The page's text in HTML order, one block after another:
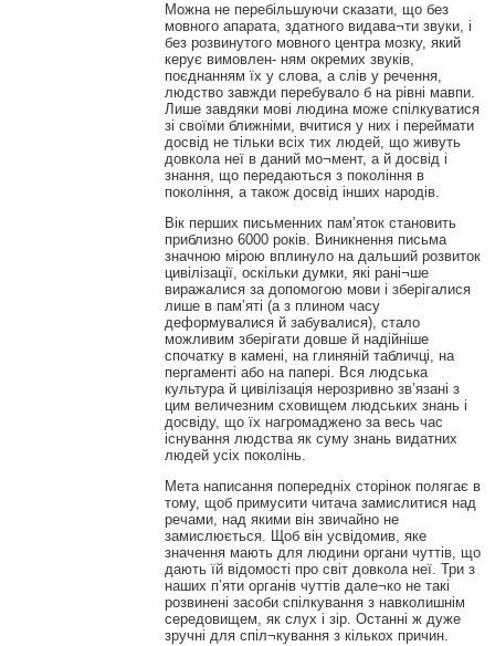
Можна не перебільшуючи сказати, що без
мовного апарата, здатного видава¬ти звуки, і
без розвинутого мовного центра мозку, який
керує вимовлен- ням окремих звуків,
поєднанням їх у слова, а слів у речення,
людство завжди перебувало б на рівні мавпи.
Лише завдяки мові людина може спілкуватися
зі своїми ближніми, вчитися у них і переймати
досвід не тільки всіх тих людей, що живуть
довкола неї в даний мо¬мент, а й досвід і
знання, що передаються з покоління в
покоління, а також досвід інших народів.
Вік перших письменних пам’яток становить
приблизно 6000 років. Виникнення письма
значною мірою вплинуло на дальший розвиток
цивілізації, оскільки думки, які рані¬ше
виражалися за допомогою мови і зберігалися
лише в пам’яті (а з плином часу
деформувалися й забувалися), стало
можливим зберігати довше й надійніше
спочатку в камені, на глиняній табличці, на
пергаменті або на папері. Вся людська
культура й цивілізація нерозривно зв’язані з
цим величезним сховищем людських знань і
досвіду, що їх нагромаджено за весь час
існування людства як суму знань видатних
людей усіх поколінь.
Мета написання попередніх сторінок полягає в
тому, щоб примусити читача замислитися над
речами, над якими він звичайно не
замислюється. Щоб він усвідомив, яке
значення мають для людини органи чуттів, що
дають їй відомості про світ довкола неї. Три з
наших п’яти органів чуттів дале¬ко не такі
розвинені засоби спілкування з навколишнім
середовищем, як слух і зір. Останні ж дуже
зручні для спіл¬кування з кількох причин.